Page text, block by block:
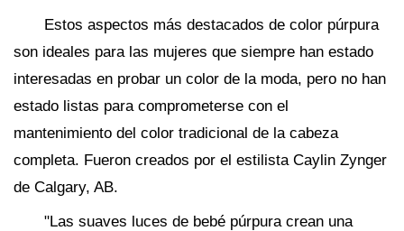
Estos aspectos más destacados de color púrpura
son ideales para las mujeres que siempre han estado
interesadas en probar un color de la moda, pero no han
estado listas para comprometerse con el
mantenimiento del color tradicional de la cabeza
completa. Fueron creados por el estilista Caylin Zynger
de Calgary, AB.
"Las suaves luces de bebé púrpura crean una